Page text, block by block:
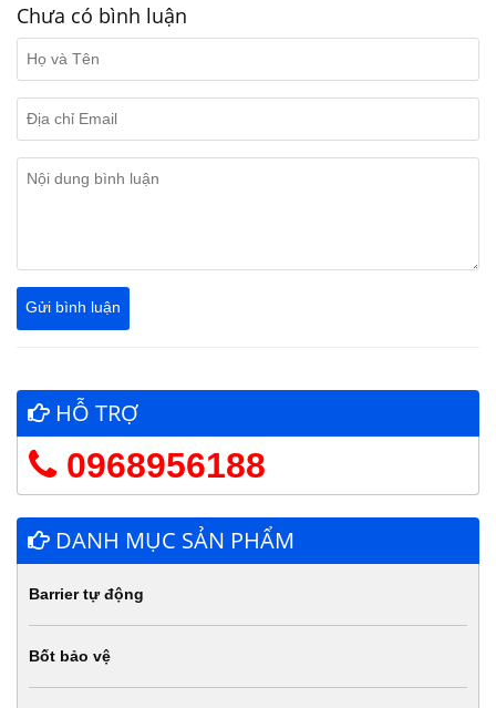
Chưa có bình luận
HỖ TRỢ
0968956188
DANH MỤC SẢN PHẨM
Barrier tự động
Bốt bảo vệ